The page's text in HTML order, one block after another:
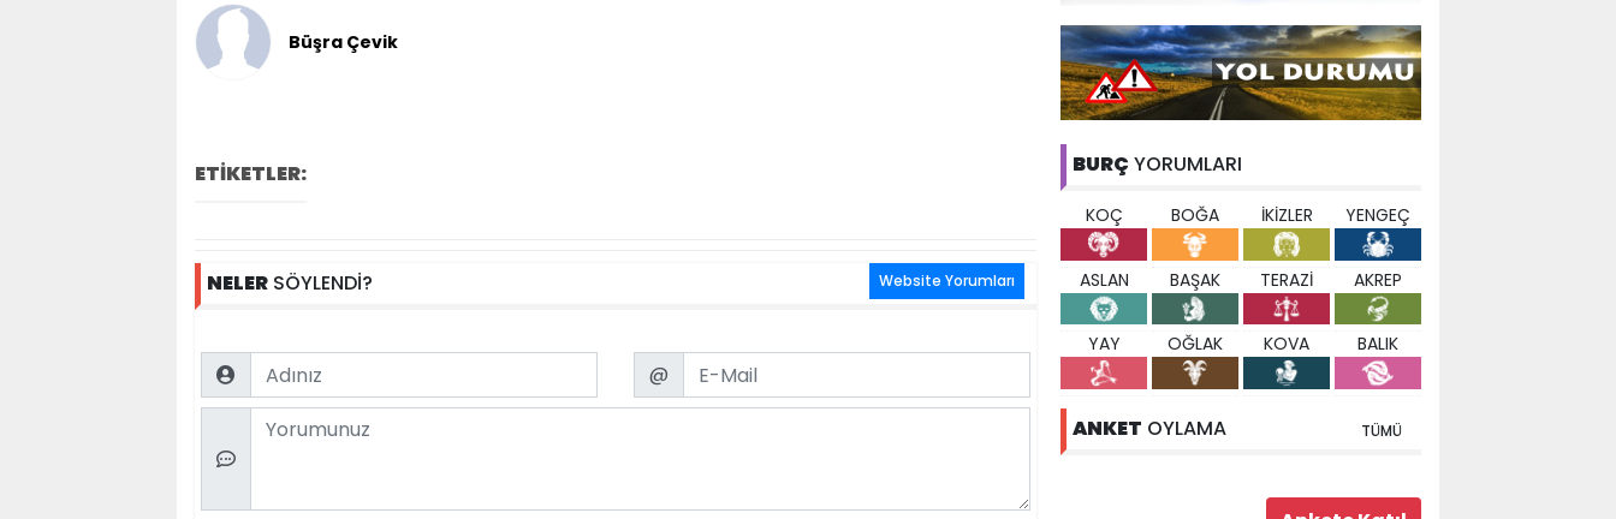
Büşra Çevik
ETİKETLER:
NELER SÖYLENDİ? Website Yorumları
Name Email
@
Comment
BURÇ YORUMLARI
KOÇ BOĞA İKİZLER YENGEÇ
ASLAN BAŞAK TERAZİ AKREP
YAY OĞLAK KOVA BALIK
ANKET OYLAMA TÜMÜ